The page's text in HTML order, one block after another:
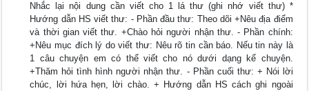
Nhắc lại nội dung cần viết cho 1 lá thư (ghi nhớ viết thư) *
Hướng dẫn HS viết thư: - Phần đầu thư: Theo dõi +Nêu địa điểm
và thời gian viết thư. +Chào hỏi người nhận thư. - Phần chính:
+Nêu mục đích lý do viết thư: Nêu rõ tin cần báo. Nếu tin này là
1 câu chuyện em có thể viết cho nó dưới dạng kể chuyện.
+Thăm hỏi tình hình người nhận thư. - Phần cuối thư: + Nói lời
chúc, lời hứa hẹn, lời chào. + Hướng dẫn HS cách ghi ngoài